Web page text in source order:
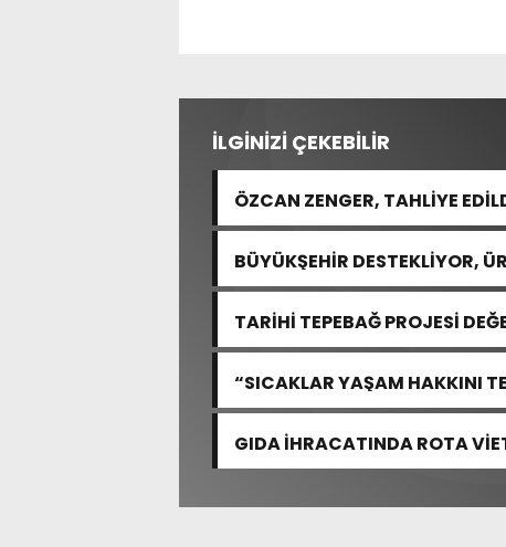
İLGİNİZİ ÇEKEBİLİR
ÖZCAN ZENGER, TAHLİYE
BÜYÜKŞEHİR DESTEKLİYOR,
TARİHİ TEPEBAĞ PROJESİ
“SICAKLAR YAŞAM HAKKINI
GIDA İHRACATINDA ROTA